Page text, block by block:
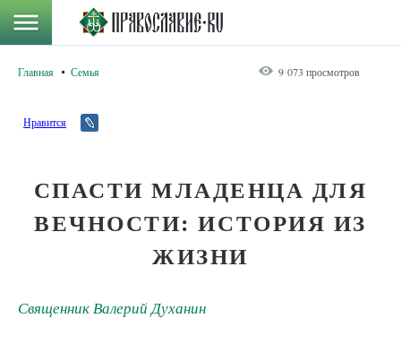
Главная Семья 9 073 просмотров
Нравится
СПАСТИ МЛАДЕНЦА ДЛЯ
ВЕЧНОСТИ: ИСТОРИЯ ИЗ
ЖИЗНИ
Священник Валерий Духанин